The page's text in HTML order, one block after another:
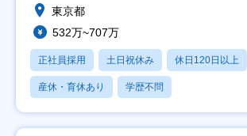
東京都
532万~707万
正社員採用 土日祝休み 休日120日以上
産休・育休あり 学歴不問